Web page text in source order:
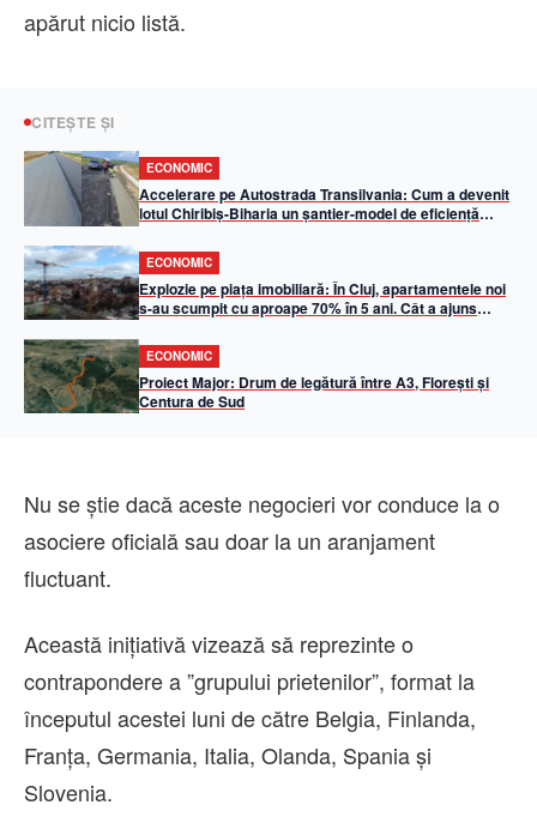
apărut nicio listă.
CITEȘTE ȘI
ECONOMIC
Accelerare pe Autostrada Transilvania: Cum a devenit
lotul Chiribiș-Biharia un șantier-model de eficiență
ECONOMIC
Explozie pe piața imobiliară: În Cluj, apartamentele noi
s-au scumpit cu aproape 70% în 5 ani. Cât a ajuns
ECONOMIC
Proiect Major: Drum de legătură între A3, Florești și
Centura de Sud
Nu se ştie dacă aceste negocieri vor conduce la o
asociere oficială sau doar la un aranjament
fluctuant.
Această iniţiativă vizează să reprezinte o
contrapondere a ”grupului prietenilor”, format la
începutul acestei luni de către Belgia, Finlanda,
Franţa, Germania, Italia, Olanda, Spania şi
Slovenia.